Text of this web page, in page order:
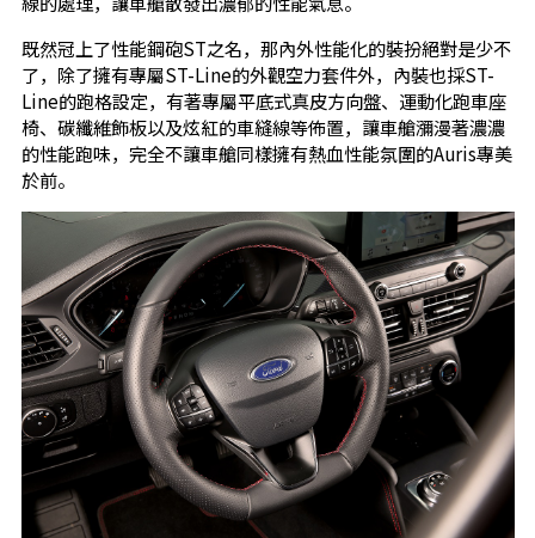
既然冠上了性能鋼砲ST之名，那內外性能化的裝扮絕對是少不
了，除了擁有專屬ST-Line的外觀空力套件外，內裝也採ST-
Line的跑格設定，有著專屬平底式真皮方向盤、運動化跑車座
椅、碳纖維飾板以及炫紅的車縫線等佈置，讓車艙瀰漫著濃濃
的性能跑味，完全不讓車艙同樣擁有熱血性能氛圍的Auris專美
於前。